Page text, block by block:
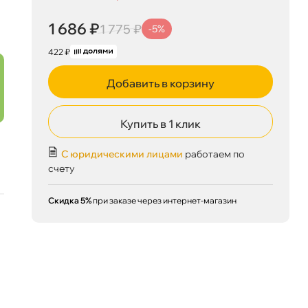
1 686 ₽1 775 ₽ -5%
422 ₽
Добавить в корзину
Купить в 1 клик
С юридическими лицами работаем по
счету
Скидка 5% при заказе через интернет-магазин
Сегодня, 07.08